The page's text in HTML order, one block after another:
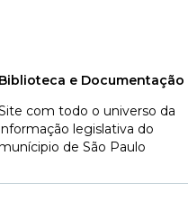
Biblioteca e Documentação
com todo o universo da
legislativa do
de São Paulo